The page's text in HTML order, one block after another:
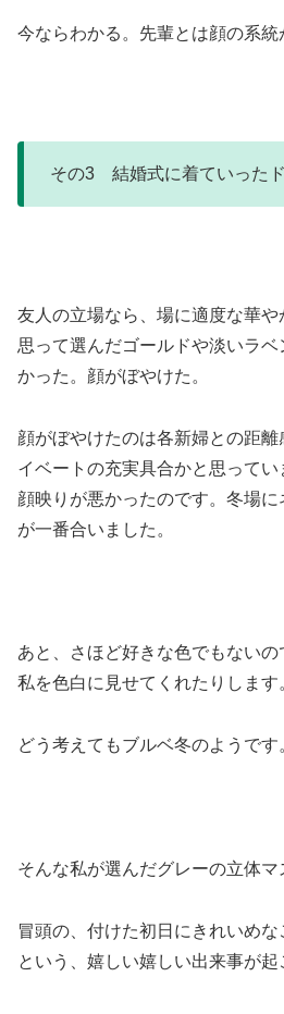
今ならわかる。先輩とは顔の系統
その3 結婚式に着ていった
友人の立場なら、場に適度な華
思って選んだゴールドや淡いラ
かった。顔がぼやけた。
顔がぼやけたのは各新婦との距
イベートの充実具合かと思って
顔映りが悪かったのです。冬場
が一番合いました。
あと、さほど好きな色でもない
私を色白に見せてくれたりします
どう考えてもブルベ冬のようです
そんな私が選んだグレーの立体マ
冒頭の、付けた初日にきれいめ
という、嬉しい嬉しい出来事が起